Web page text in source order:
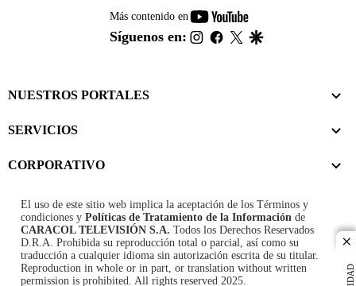
Más contenido en
youtube-
footer
Síguenos en: instagram
facebook
twitter
NUESTROS PORTALES
SERVICIOS
CORPORATIVO
El uso de este sitio web implica la aceptación de los Términos y
condiciones y Políticas de Tratamiento de la Información de
CARACOL TELEVISIÓN S.A. Todos los Derechos Reservados
D.R.A. Prohibida su reproducción total o parcial, así como su
traducción a cualquier idioma sin autorización escrita de su titular.
Reproduction in whole or in part, or translation without written
permission is prohibited. All rights reserved 2025.